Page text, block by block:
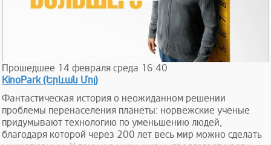
Video
Прошедшее 14 февраля среда 16:40
KinoPark (Երևան Մոլ)
Фантастическая история о неожиданном решении
проблемы перенаселения планеты: норвежские ученые
придумывают технологию по уменьшению людей,
благодаря которой через 200 лет весь мир можно сделать